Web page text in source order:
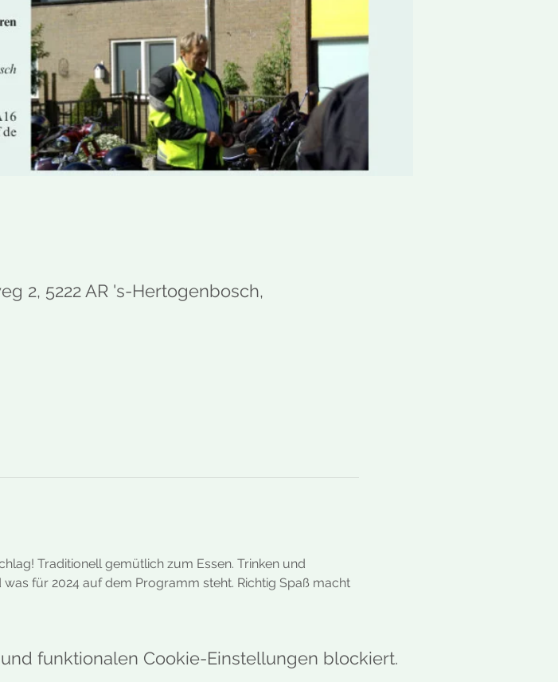
2, 5222 AR 's-Hertogenbosch,
Traditionell gemütlich zum Essen. Trinken und
für 2024 auf dem Programm steht. Richtig Spaß macht
funktionalen Cookie-Einstellungen blockiert.